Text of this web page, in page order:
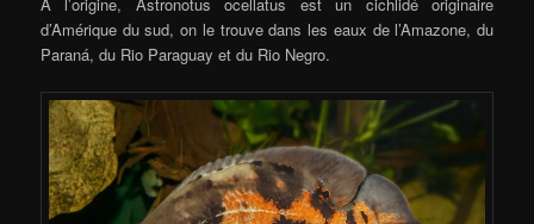
d’Amérique du sud, on le trouve dans les eaux de l’Amazone, du
Paraná, du Rio Paraguay et du Rio Negro.